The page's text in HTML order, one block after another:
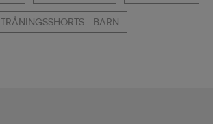
TRÄNINGSSHORTS - BARN